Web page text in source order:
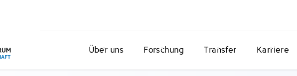
Über uns Forschung Transfer Karriere